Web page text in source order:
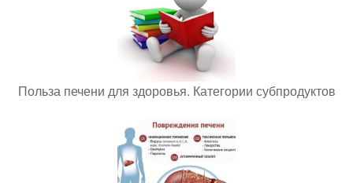
Польза печени для здоровья. Категории субпродуктов